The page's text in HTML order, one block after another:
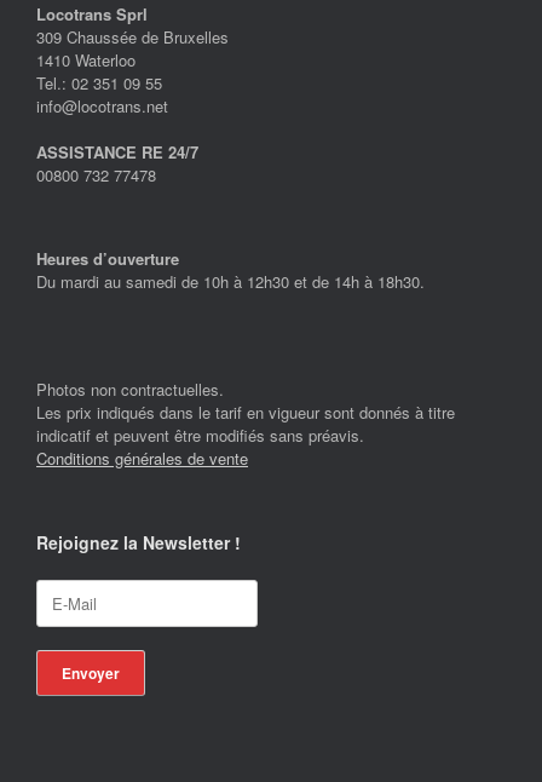
Locotrans Sprl
309 Chaussée de Bruxelles
1410 Waterloo
Tel.: 02 351 09 55
info@locotrans.net
ASSISTANCE RE 24/7
00800 732 77478
Heures d’ouverture
Du mardi au samedi de 10h à 12h30 et de 14h à 18h30.
Photos non contractuelles.
Les prix indiqués dans le tarif en vigueur sont donnés à titre
indicatif et peuvent être modifiés sans préavis.
Conditions générales de vente
Rejoignez la Newsletter !